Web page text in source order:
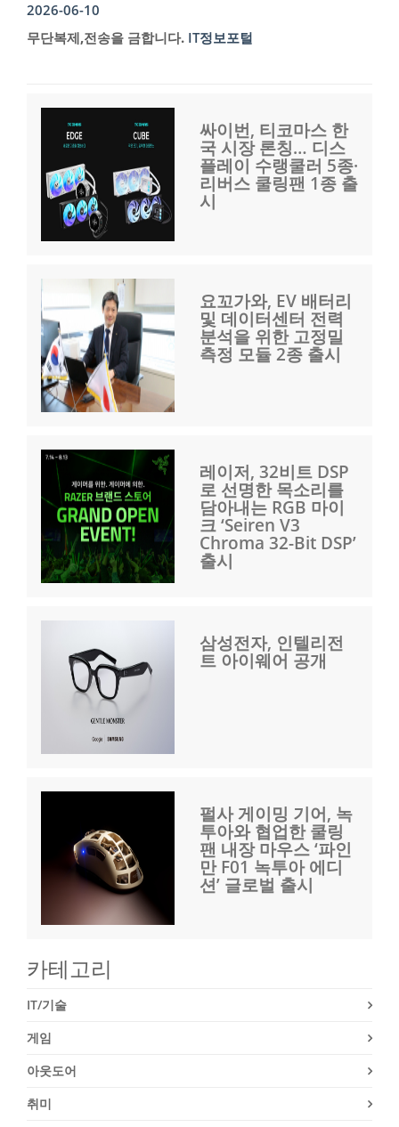
2026-06-10
무단복제,전송을 금합니다. IT정보포털
싸이번, 티코마스 한
국 시장 론칭… 디스
플레이 수랭쿨러 5종·
리버스 쿨링팬 1종 출
시
요꼬가와, EV 배터리
및 데이터센터 전력
분석을 위한 고정밀
측정 모듈 2종 출시
레이저, 32비트 DSP
로 선명한 목소리를
담아내는 RGB 마이
크 ‘Seiren V3
Chroma 32-Bit DSP’
출시
삼성전자, 인텔리전
트 아이웨어 공개
펄사 게이밍 기어, 녹
투아와 협업한 쿨링
팬 내장 마우스 ‘파인
만 F01 녹투아 에디
션’ 글로벌 출시
카테고리
IT/기술
게임
아웃도어
취미